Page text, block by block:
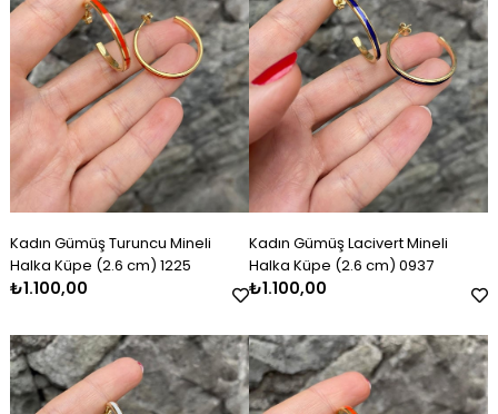
Kadın Gümüş Turuncu Mineli
Halka Küpe (2.6 cm) 1225
₺1.100,00
Kadın Gümüş Lacivert Mineli
Halka Küpe (2.6 cm) 0937
₺1.100,00